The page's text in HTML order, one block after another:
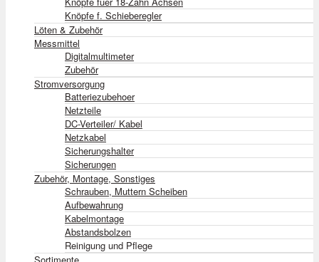
Knöpfe f. Schieberegler
Löten & Zubehör
Messmittel
Digitalmultimeter
Zubehör
Stromversorgung
Batteriezubehoer
Netzteile
DC-Verteiler/ Kabel
Netzkabel
Sicherungshalter
Sicherungen
Zubehör, Montage, Sonstiges
Schrauben, Muttern Scheiben
Aufbewahrung
Kabelmontage
Abstandsbolzen
Reinigung und Pflege